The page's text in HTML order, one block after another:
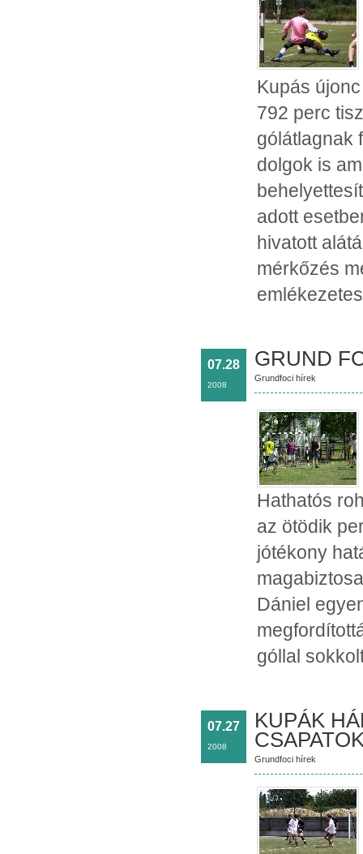
Kupás
792 perc
gólátlagnak
dolgok is
adott
hivatott
mérkőzés
07.28
2008
GRUND
Grundfoci hírek
Hathatós
az ötödik
jótékony
Dániel
góllal
07.27
2008
KUPÁK
Grundfoci hírek